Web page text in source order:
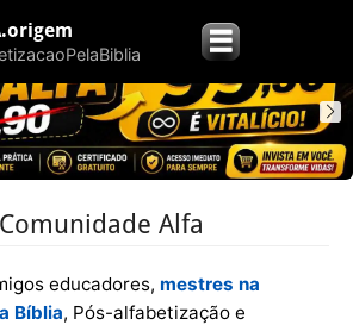
☰
Comunidade Alfa
educadores, mestres na
Bíblia, Pós-alfabetização e